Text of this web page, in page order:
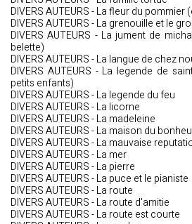
DIVERS AUTEURS - La fleur du pommier
DIVERS AUTEURS - La grenouille et le
DIVERS AUTEURS - La jument de
belette)
DIVERS AUTEURS - La langue de chez
DIVERS AUTEURS - La legende de
petits enfants)
DIVERS AUTEURS - La legende du feu
DIVERS AUTEURS - La licorne
DIVERS AUTEURS - La madeleine
DIVERS AUTEURS - La maison du
DIVERS AUTEURS - La mauvaise
DIVERS AUTEURS - La mer
DIVERS AUTEURS - La pierre
DIVERS AUTEURS - La puce et le pianiste
DIVERS AUTEURS - La route
DIVERS AUTEURS - La route d'amitie
DIVERS AUTEURS - La route est courte